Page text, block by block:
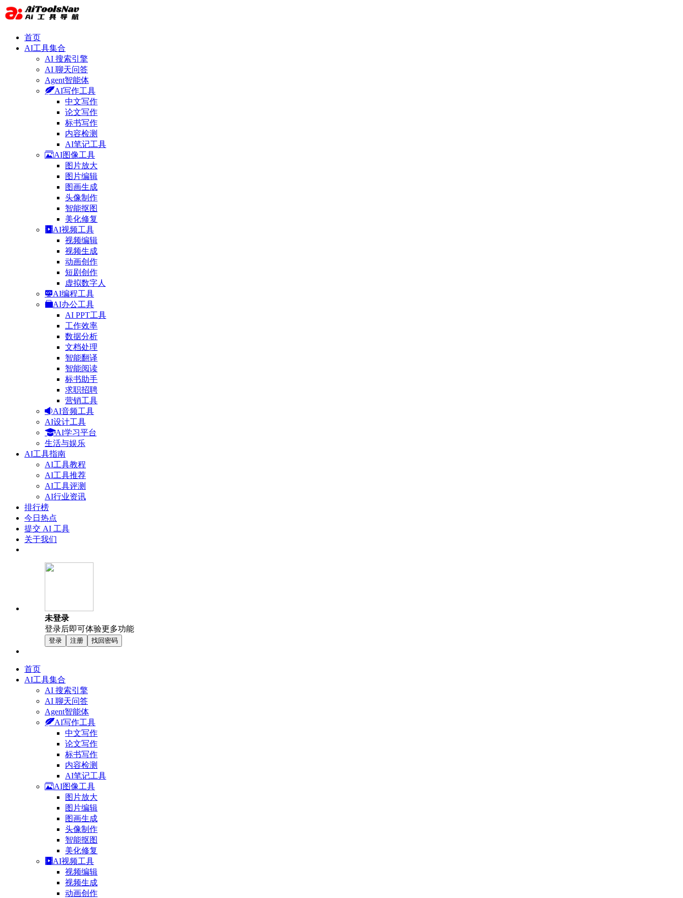
首页
AI工具集合
AI 搜索引擎
AI 聊天问答
Agent智能体
AI写作工具
中文写作
论文写作
标书写作
内容检测
AI笔记工具
AI图像工具
图片放大
图片编辑
图画生成
头像制作
智能抠图
美化修复
AI视频工具
视频编辑
视频生成
动画创作
短剧创作
虚拟数字人
AI编程工具
AI办公工具
AI PPT工具
工作效率
数据分析
文档处理
智能翻译
智能阅读
标书助手
求职招聘
营销工具
AI音频工具
AI设计工具
AI学习平台
生活与娱乐
AI工具指南
AI工具教程
AI工具推荐
AI工具评测
AI行业资讯
排行榜
今日热点
提交 AI 工具
关于我们
未登录
登录后即可体验更多功能
登录 注册 找回密码
首页
AI工具集合
AI 搜索引擎
AI 聊天问答
Agent智能体
AI写作工具
中文写作
论文写作
标书写作
内容检测
AI笔记工具
AI图像工具
图片放大
图片编辑
图画生成
头像制作
智能抠图
美化修复
AI视频工具
视频编辑
视频生成
动画创作